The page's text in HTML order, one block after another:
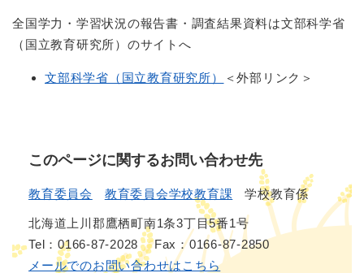
全国学力・学習状況の報告書・調査結果資料は文部科学省
（国立教育研究所）のサイトへ
文部科学省（国立教育研究所） ＜外部リンク＞
このページに関するお問い合わせ先
教育委員会 教育委員会学校教育課 学校教育係
北海道上川郡鷹栖町南1条3丁目5番1号
Tel：0166-87-2028
Fax：0166-87-2850
メールでのお問い合わせはこちら